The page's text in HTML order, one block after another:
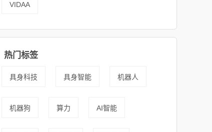
VIDAA
热门标签
具身科技 具身智能 机器人
机器狗 算力 AI智能